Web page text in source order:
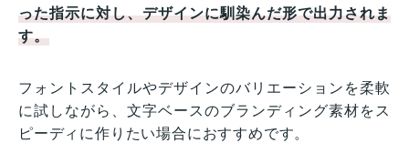
った指示に対し、デザインに馴染んだ形で出力されま
す。
フォントスタイルやデザインのバリエーションを柔軟
に試しながら、文字ベースのブランディング素材をス
ピーディに作りたい場合におすすめです。